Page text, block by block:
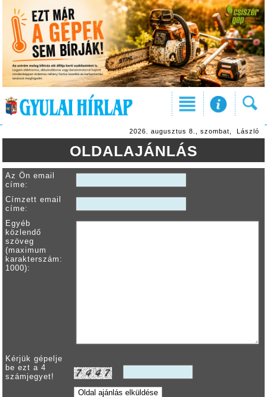
2026. augusztus 8., szombat, László
OLDALAJÁNLÁS
Az Ön email
címe:
Címzett email
címe:
Egyéb
közlendő
szöveg
(maximum
karakterszám:
1000):
Kérjük gépelje
be ezt a 4
számjegyet!